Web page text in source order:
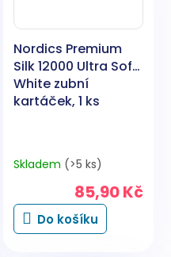
Nordics Premium
Silk 12000 Ultra Soft
White zubní
kartáček, 1 ks
Skladem (>5 ks)
85,90 Kč
Do košíku